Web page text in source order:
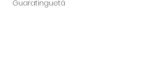
Guaratinguetá